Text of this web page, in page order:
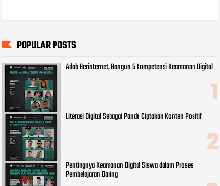
POPULAR POSTS
Adab Berinternet, Bangun 5 Kompetensi Keamanan Digital
Literasi Digital Sebagai Pandu Ciptakan Konten Positif
Pentingnya Keamanan Digital Siswa dalam Proses
Pembelajaran Daring